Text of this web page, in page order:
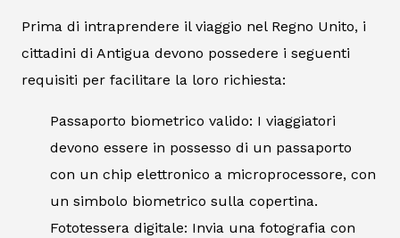
Prima di intraprendere il viaggio nel Regno Unito, i
cittadini di Antigua devono possedere i seguenti
requisiti per facilitare la loro richiesta:
Passaporto biometrico valido: I viaggiatori
devono essere in possesso di un passaporto
con un chip elettronico a microprocessore, con
un simbolo biometrico sulla copertina.
Fototessera digitale: Invia una fotografia con